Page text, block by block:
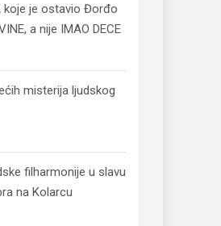
koje je ostavio Đorđo
a nije IMAO DECE
misterija ljudskog
filharmonije u slavu
na Kolarcu